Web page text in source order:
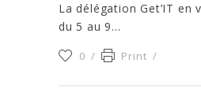
La délégation Get’IT en
du 5 au 9...
0 Print